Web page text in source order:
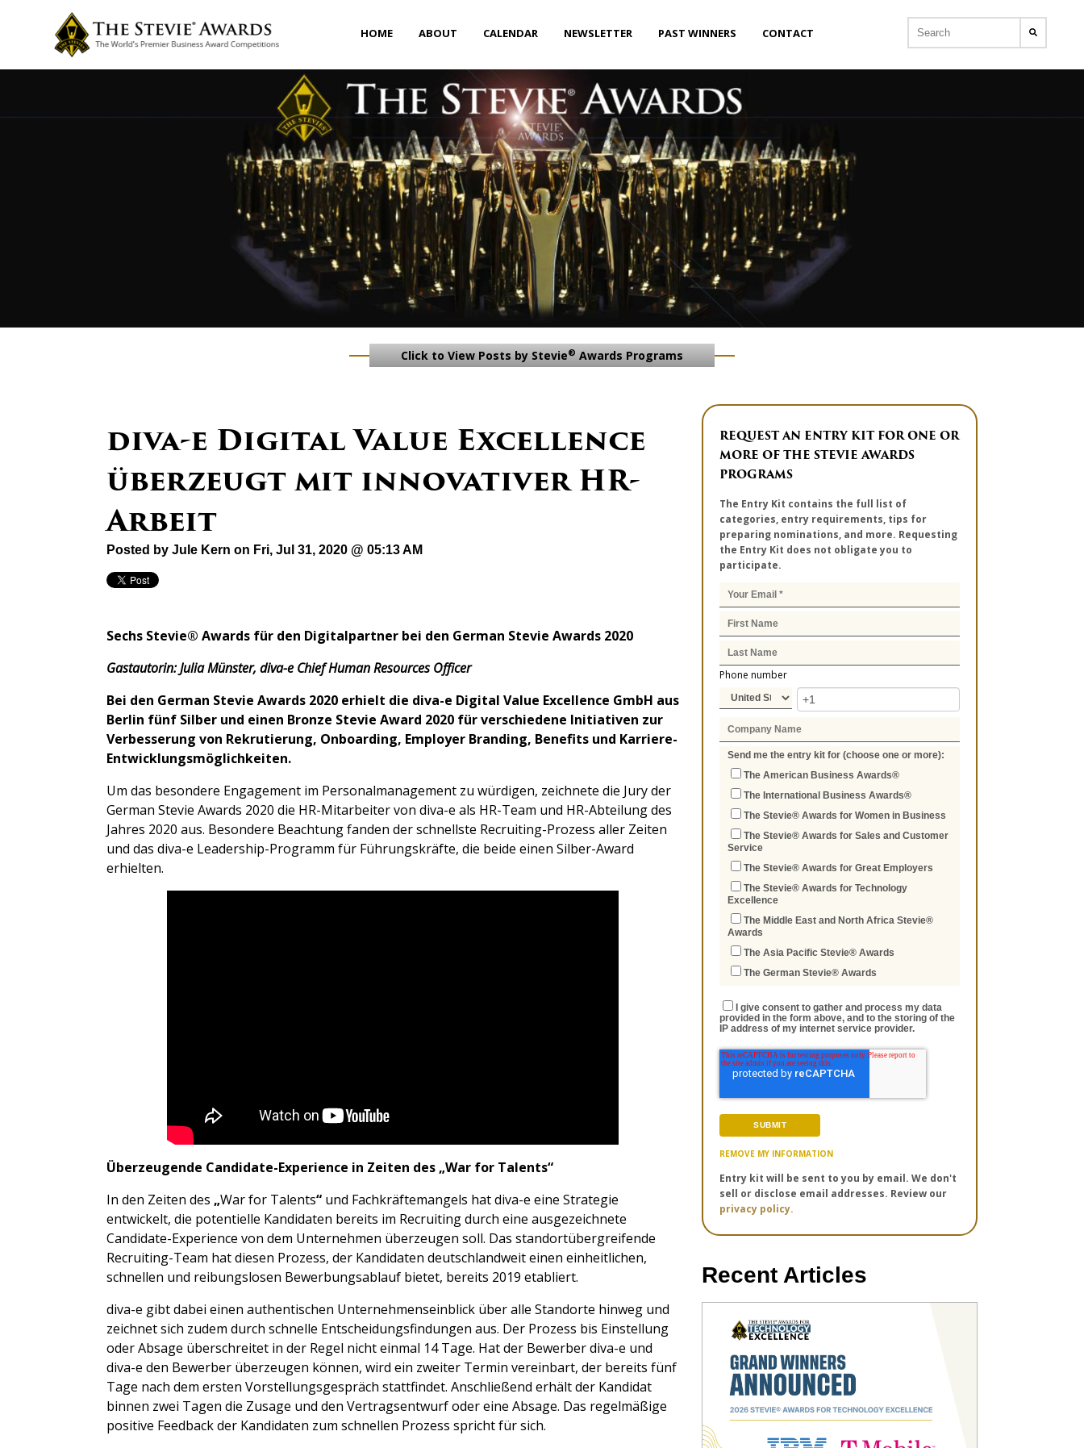
HOME ABOUT CALENDAR NEWSLETTER PAST WINNERS CONTACT
Click to View Posts by Stevie® Awards Programs
diva-e Digital Value Excellence
überzeugt mit innovativer HR-
Arbeit
Posted by Jule Kern on Fri, Jul 31, 2020 @ 05:13 AM
Sechs Stevie® Awards für den Digitalpartner bei den German Stevie Awards 2020
Gastautorin: Julia Münster, diva-e Chief Human Resources Officer
Bei den German Stevie Awards 2020 erhielt die diva-e Digital Value Excellence GmbH aus
Berlin fünf Silber und einen Bronze Stevie Award 2020 für verschiedene Initiativen zur
Verbesserung von Rekrutierung, Onboarding, Employer Branding, Benefits und Karriere-
Entwicklungsmöglichkeiten.
Um das besondere Engagement im Personalmanagement zu würdigen, zeichnete die Jury der
German Stevie Awards 2020 die HR-Mitarbeiter von diva-e als HR-Team und HR-Abteilung des
Jahres 2020 aus. Besondere Beachtung fanden der schnellste Recruiting-Prozess aller Zeiten
und das diva-e Leadership-Programm für Führungskräfte, die beide einen Silber-Award
erhielten.
Überzeugende Candidate-Experience in Zeiten des „War for Talents“
In den Zeiten des „War for Talents“ und Fachkräftemangels hat diva-e eine Strategie
entwickelt, die potentielle Kandidaten bereits im Recruiting durch eine ausgezeichnete
Candidate-Experience von dem Unternehmen überzeugen soll. Das standortübergreifende
Recruiting-Team hat diesen Prozess, der Kandidaten deutschlandweit einen einheitlichen,
schnellen und reibungslosen Bewerbungsablauf bietet, bereits 2019 etabliert.
diva-e gibt dabei einen authentischen Unternehmenseinblick über alle Standorte hinweg und
zeichnet sich zudem durch schnelle Entscheidungsfindungen aus. Der Prozess bis Einstellung
oder Absage überschreitet in der Regel nicht einmal 14 Tage. Hat der Bewerber diva-e und
diva-e den Bewerber überzeugen können, wird ein zweiter Termin vereinbart, der bereits fünf
Tage nach dem ersten Vorstellungsgespräch stattfindet. Anschließend erhält der Kandidat
binnen zwei Tagen die Zusage und den Vertragsentwurf oder eine Absage. Das regelmäßige
positive Feedback der Kandidaten zum schnellen Prozess spricht für sich.
REQUEST AN ENTRY KIT FOR ONE OR
MORE OF THE STEVIE AWARDS
PROGRAMS
The Entry Kit contains the full list of
categories, entry requirements, tips for
preparing nominations, and more. Requesting
the Entry Kit does not obligate you to
participate.
Phone number
Send me the entry kit for (choose one or more):
The American Business Awards®
The International Business Awards®
The Stevie® Awards for Women in Business
The Stevie® Awards for Sales and Customer
Service
The Stevie® Awards for Great Employers
The Stevie® Awards for Technology
Excellence
The Middle East and North Africa Stevie®
Awards
The Asia Pacific Stevie® Awards
The German Stevie® Awards
I give consent to gather and process my data
provided in the form above, and to the storing of the
IP address of my internet service provider.
REMOVE MY INFORMATION
Entry kit will be sent to you by email. We don't
sell or disclose email addresses. Review our
privacy policy.
Recent Articles